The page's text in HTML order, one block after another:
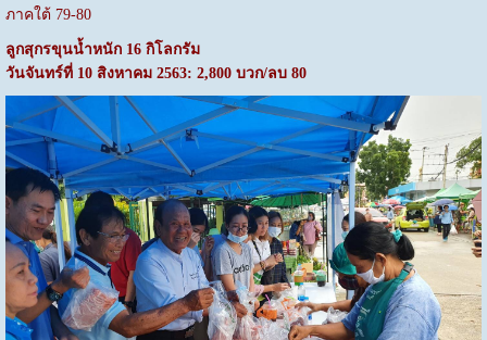
ภาคใต้ 79-80
ลูกสุกรขุนน้ำหนัก 16 กิโลกรัม
วันจันทร์ที่ 10 สิงหาคม 2563: 2,800 บวก/ลบ 80